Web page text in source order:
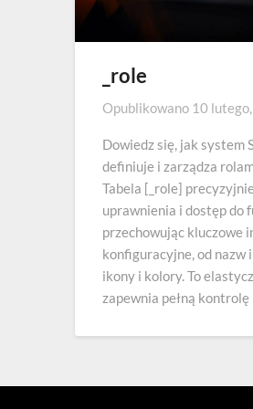
_role
Opublikowano 10
Dowiedz się, jak system
definiuje i zarządza
Tabela [_role]
uprawnienia i dostęp do
przechowując kluczowe
konfiguracyjne, od nazw
ikony i kolory. To
zapewnia pełną